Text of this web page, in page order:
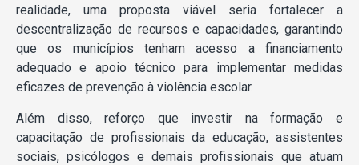
realidade, uma proposta viável seria fortalecer a
descentralização de recursos e capacidades, garantindo
que os municípios tenham acesso a financiamento
adequado e apoio técnico para implementar medidas
eficazes de prevenção à violência escolar.
Além disso, reforço que investir na formação e
capacitação de profissionais da educação, assistentes
sociais, psicólogos e demais profissionais que atuam